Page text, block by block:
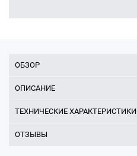
ОБЗОР
ОПИСАНИЕ
ТЕХНИЧЕСКИЕ ХАРАКТЕРИСТИКИ
ОТЗЫВЫ